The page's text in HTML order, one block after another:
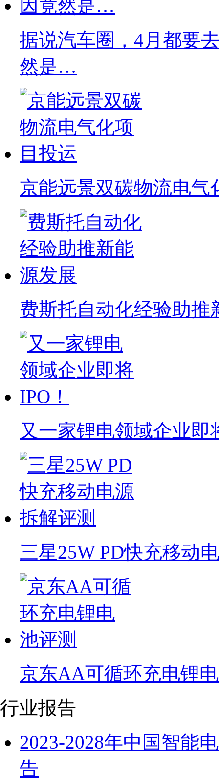
据说汽车圈，4月都要
然是…
京能远景双碳物流电气
费斯托自动化经验助推
又一家锂电领域企业即
三星25W PD快充移动
京东AA可循环充电锂
行业报告
2023-2028年中国智能
告